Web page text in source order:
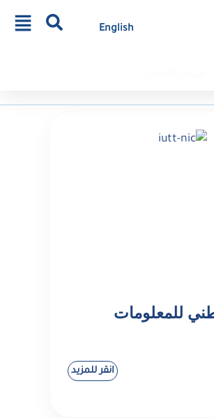
English
للمعلومات
انقر للمزيد